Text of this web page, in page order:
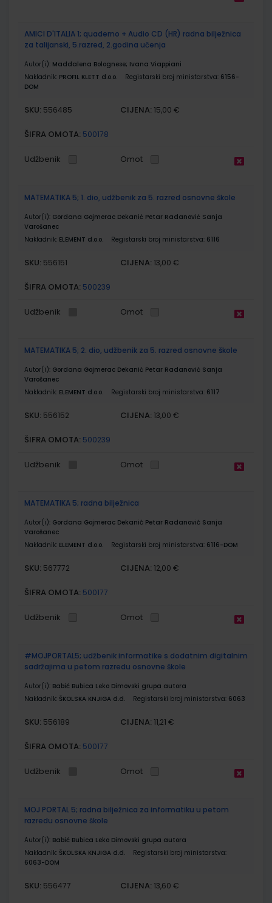
AMICI D'ITALIA 1; quaderno + Audio CD (HR) radna bilježnica
za talijanski, 5.razred, 2.godina učenja
Autor(i): Maddalena Bolognese; Ivana Viappiani
Nakladnik: PROFIL KLETT d.o.o. Registarski broj ministarstva: 6156-
DOM
SKU: 556485 CIJENA: 15,00 €
ŠIFRA OMOTA: 500178
Udžbenik Omot
MATEMATIKA 5; 1. dio, udžbenik za 5. razred osnovne škole
Autor(i): Gordana Gojmerac Dekanić Petar Radanović Sanja
Varošanec
Nakladnik: ELEMENT d.o.o. Registarski broj ministarstva: 6116
SKU: 556151 CIJENA: 13,00 €
ŠIFRA OMOTA: 500239
Udžbenik Omot
MATEMATIKA 5; 2. dio, udžbenik za 5. razred osnovne škole
Autor(i): Gordana Gojmerac Dekanić Petar Radanović Sanja
Varošanec
Nakladnik: ELEMENT d.o.o. Registarski broj ministarstva: 6117
SKU: 556152 CIJENA: 13,00 €
ŠIFRA OMOTA: 500239
Udžbenik Omot
MATEMATIKA 5; radna bilježnica
Autor(i): Gordana Gojmerac Dekanić Petar Radanović Sanja
Varošanec
Nakladnik: ELEMENT d.o.o. Registarski broj ministarstva: 6116-DOM
SKU: 567772 CIJENA: 12,00 €
ŠIFRA OMOTA: 500177
Udžbenik Omot
#MOJPORTAL5; udžbenik informatike s dodatnim digitalnim
sadržajima u petom razredu osnovne škole
Autor(i): Babić Bubica Leko Dimovski grupa autora
Nakladnik: ŠKOLSKA KNJIGA d.d. Registarski broj ministarstva: 6063
SKU: 556189 CIJENA: 11,21 €
ŠIFRA OMOTA: 500177
Udžbenik Omot
MOJ PORTAL 5; radna bilježnica za informatiku u petom
razredu osnovne škole
Autor(i): Babić Bubica Leko Dimovski grupa autora
Nakladnik: ŠKOLSKA KNJIGA d.d.
Registarski broj ministarstva:
6063-DOM
SKU: 556477 CIJENA: 13,60 €